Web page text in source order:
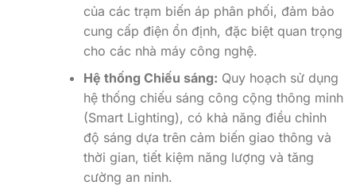
của các trạm biến áp phân phối, đảm bảo
cung cấp điện ổn định, đặc biệt quan trọng
cho các nhà máy công nghệ.
Hệ thống Chiếu sáng: Quy hoạch sử dụng
hệ thống chiếu sáng công cộng thông minh
(Smart Lighting), có khả năng điều chỉnh
độ sáng dựa trên cảm biến giao thông và
thời gian, tiết kiệm năng lượng và tăng
cường an ninh.